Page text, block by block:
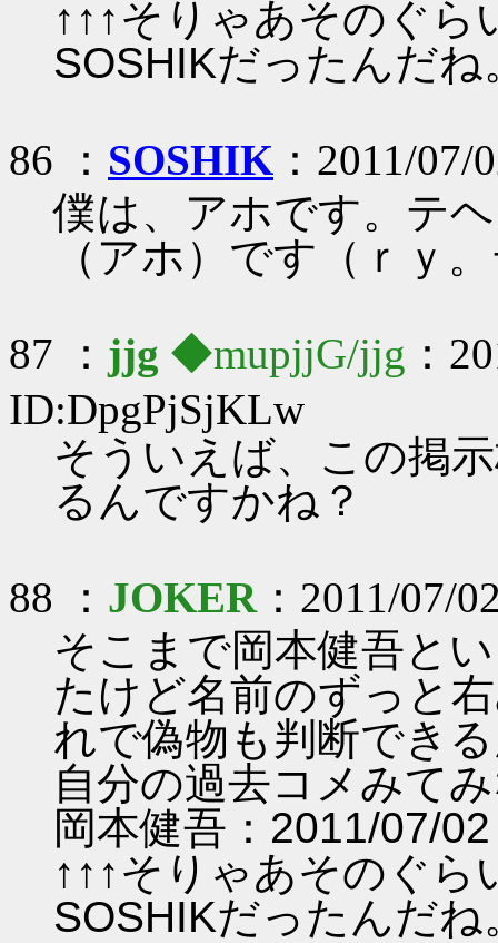
↑↑↑そりゃあそのぐ
SOSHIKだったんだね
86 ： SOSHIK ：2011/
僕は、アホです。テ
（アホ）です（ｒｙ
87 ： jjg ◆mupjjG/jjg ：
ID:DpgPjSjKLw
そういえば、この掲
るんですかね？
88 ： JOKER：2011/07/
そこまで岡本健吾と
たけど名前のずっと
れで偽物も判断でき
自分の過去コメみて
岡本健吾：2011/07/
↑↑↑そりゃあそのぐ
SOSHIKだった